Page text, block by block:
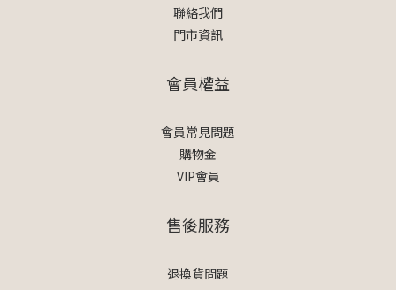
聯絡我們
門市資訊
會員權益
會員常見問題
購物金
VIP會員
售後服務
退換貨問題